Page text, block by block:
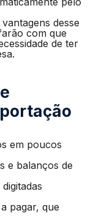
desse
com que
de ter
em poucos
e balanços de
pagar, que